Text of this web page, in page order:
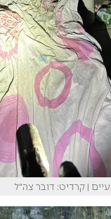
| קרדיט: דובר צה"ל